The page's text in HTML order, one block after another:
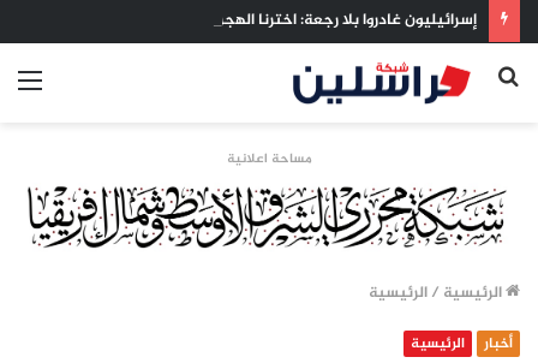
إسرائيليون غادروا بلا رجعة: اخترنا الهجرة لنعيش بلا خوف
بحث
مساحة اعلانية
الرئيسية /الرئيسية
أخبار الرئيسية